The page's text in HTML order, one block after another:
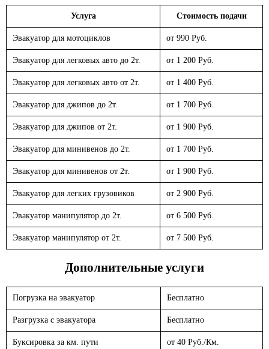
Услуга Стоимость подачи
Эвакуатор для мотоциклов от 990 Руб.
Эвакуатор для легковых авто до 2т. от 1 200 Руб.
Эвакуатор для легковых авто от 2т. от 1 400 Руб.
Эвакуатор для джипов до 2т. от 1 700 Руб.
Эвакуатор для джипов от 2т. от 1 900 Руб.
Эвакуатор для минивенов до 2т. от 1 700 Руб.
Эвакуатор для минивенов от 2т. от 1 900 Руб.
Эвакуатор для легких грузовиков от 2 900 Руб.
Эвакуатор манипулятор до 2т. от 6 500 Руб.
Эвакуатор манипулятор от 2т. от 7 500 Руб.
Дополнительные услуги
Погрузка на эвакуатор Бесплатно
Разгрузка с эвакуатора Бесплатно
Буксировка за км. пути от 40 Руб./Км.